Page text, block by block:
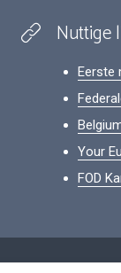
Nuttige
Eerste
Your
FOD